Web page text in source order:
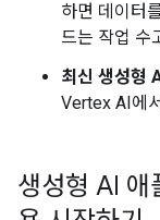
하면 데이터
드는 작업 수
최신 생성형
Vertex AI에
생성형 AI